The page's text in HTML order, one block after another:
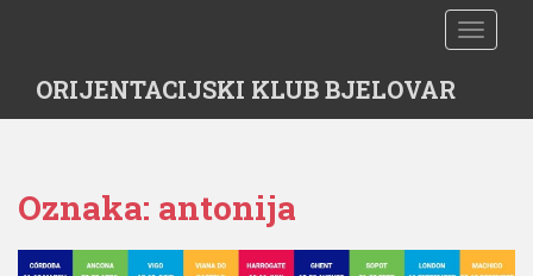
t
ORIJENTACIJSKI KLUB BJELOVAR
Oznaka: antonija